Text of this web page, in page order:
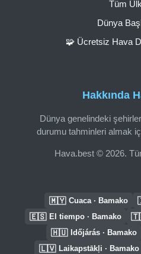
Hakkında
Dünya genelindeki
durumu tahminleri almak
Hava.best © 2026.
Tüm
Dünya
🧩 Ücretsiz Hava
🇲🇾 Cuaca · Bamako
🇪🇸 El tiempo · Bamako
🇭🇺 Időjárás · Bamako
🇱🇻 Laikapstākļi · Bamako